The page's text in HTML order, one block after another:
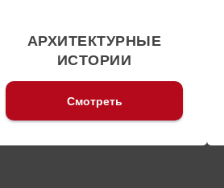
ИСТОРИИ НЕБА
Смотреть